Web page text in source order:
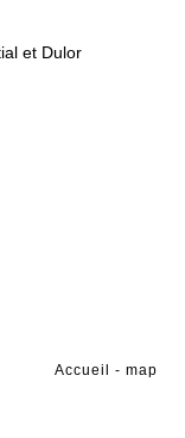
Accueil - map